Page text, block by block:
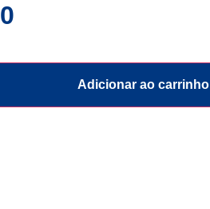
Adicionar ao carrinho